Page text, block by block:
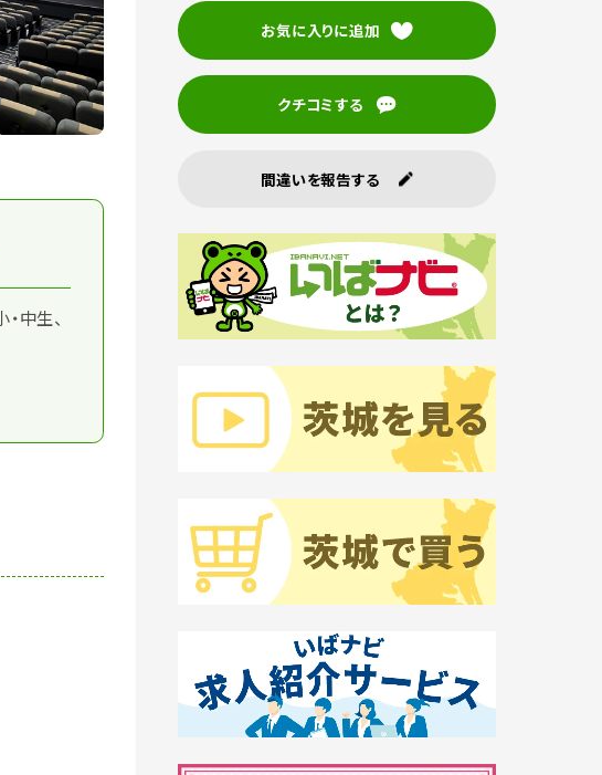
中生、
お気に入りに追加
クチコミする
間違いを報告する